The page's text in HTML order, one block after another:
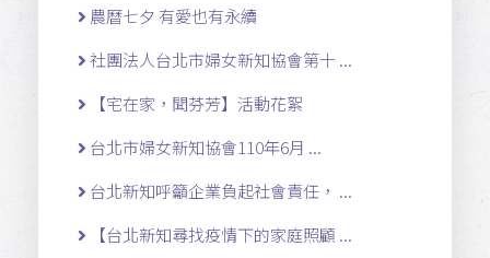
農曆七夕 有愛也有永續
社團法人台北市婦女新知協會第十 ...
【宅在家，聞芬芳】活動花絮
台北市婦女新知協會110年6月 ...
台北新知呼籲企業負起社會責任， ...
【台北新知尋找疫情下的家庭照顧 ...